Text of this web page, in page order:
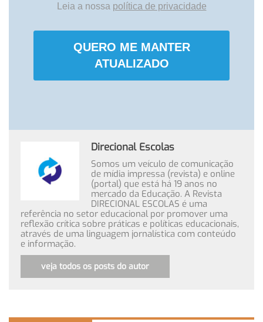
Leia a nossa política de privacidade
QUERO ME MANTER
ATUALIZADO
Direcional Escolas
Somos um veículo de comunicação
de mídia impressa (revista) e online
(portal) que está há 19 anos no
mercado da Educação. A Revista
DIRECIONAL ESCOLAS é uma
referência no setor educacional por promover uma
reflexão crítica sobre práticas e políticas educacionais,
através de uma linguagem jornalística com conteúdo
e informação.
veja todos os posts do autor